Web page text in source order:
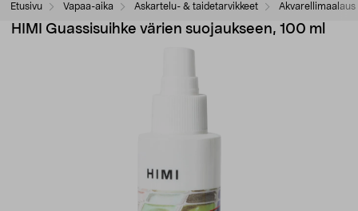
Etusivu Vapaa-aika Askartelu- & taidetarvikkeet Akvarellimaalaus
HIMI Guassisuihke värien suojaukseen, 100 ml